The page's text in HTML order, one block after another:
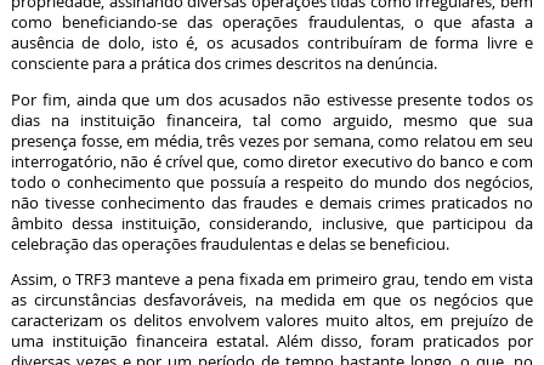
como beneficiando-se das operações fraudulentas, o que afasta a
ausência de dolo, isto é, os acusados contribuíram de forma livre e
consciente para a prática dos crimes descritos na denúncia.
Por fim, ainda que um dos acusados não estivesse presente todos os
dias na instituição financeira, tal como arguido, mesmo que sua
presença fosse, em média, três vezes por semana, como relatou em seu
interrogatório, não é crível que, como diretor executivo do banco e com
todo o conhecimento que possuía a respeito do mundo dos negócios,
não tivesse conhecimento das fraudes e demais crimes praticados no
âmbito dessa instituição, considerando, inclusive, que participou da
celebração das operações fraudulentas e delas se beneficiou.
Assim, o TRF3 manteve a pena fixada em primeiro grau, tendo em vista
as circunstâncias desfavoráveis, na medida em que os negócios que
caracterizam os delitos envolvem valores muito altos, em prejuízo de
uma instituição financeira estatal. Além disso, foram praticados por